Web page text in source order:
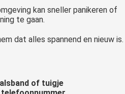
kan sneller panikeren of
te gaan.
dat alles spannend en nieuw is.
of tuigje